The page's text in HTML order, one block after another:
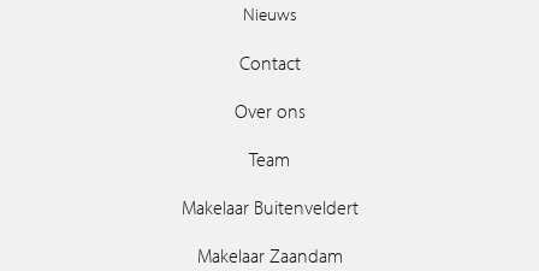
Nieuws
Contact
Over ons
Team
Makelaar Buitenveldert
Makelaar Zaandam